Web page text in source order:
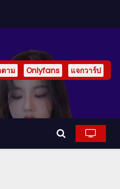
าม Onlyfans แจกวาร์ป